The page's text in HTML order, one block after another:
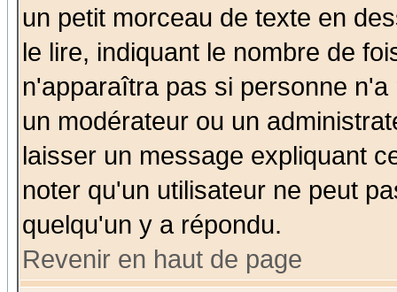
un petit morceau de texte en
le lire, indiquant le nombre de
n'apparaîtra pas si personne
un modérateur ou un
laisser un message expliquant
noter qu'un utilisateur ne peut
quelqu'un y a répondu.
Revenir en haut de page